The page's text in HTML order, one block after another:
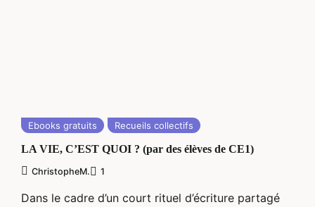
Ebooks gratuits Recueils collectifs
LA VIE, C’EST QUOI ? (par des élèves de CE1)
ChristopheM. 1
Dans le cadre d’un court rituel d’écriture partagé